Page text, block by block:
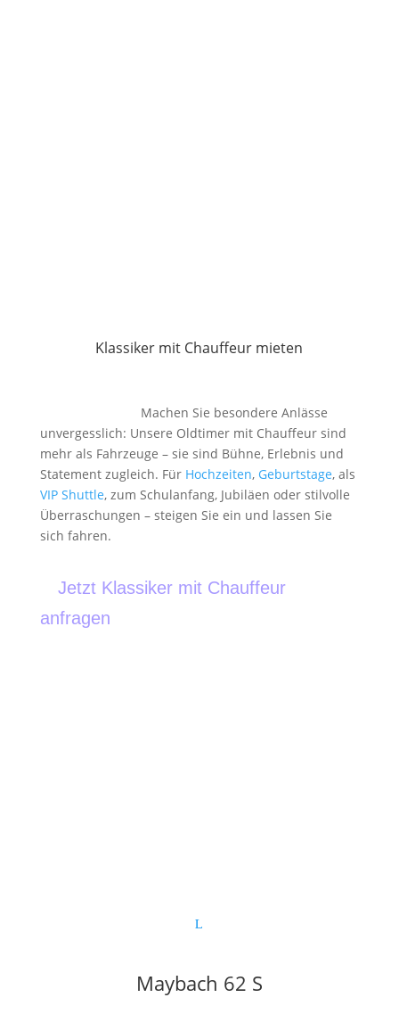
Klassiker mit Chauffeur mieten
Machen Sie besondere Anlässe
unvergesslich: Unsere Oldtimer mit Chauffeur sind
mehr als Fahrzeuge – sie sind Bühne, Erlebnis und
Statement zugleich. Für Hochzeiten, Geburtstage, als
VIP Shuttle, zum Schulanfang, Jubiläen oder stilvolle
Überraschungen – steigen Sie ein und lassen Sie
sich fahren.
Jetzt Klassiker mit Chauffeur
anfragen
Maybach 62 S